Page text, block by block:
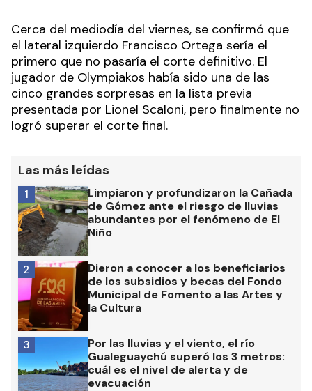
Cerca del mediodía del viernes, se confirmó que
el lateral izquierdo Francisco Ortega sería el
primero que no pasaría el corte definitivo. El
jugador de Olympiakos había sido una de las
cinco grandes sorpresas en la lista previa
presentada por Lionel Scaloni, pero finalmente no
logró superar el corte final.
Las más leídas
Limpiaron y profundizaron la Cañada
de Gómez ante el riesgo de lluvias
abundantes por el fenómeno de El
Niño
1
Dieron a conocer a los beneficiarios
de los subsidios y becas del Fondo
Municipal de Fomento a las Artes y
la Cultura
2
Por las lluvias y el viento, el río
Gualeguaychú superó los 3 metros:
cuál es el nivel de alerta y de
evacuación
3